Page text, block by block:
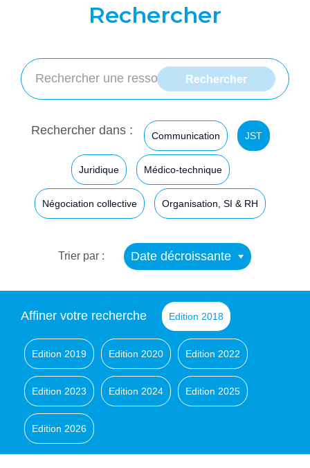
Rechercher
Rechercher dans : Communication JST
Juridique Médico-technique
Négociation collective Organisation, SI & RH
Trier par : Date décroissante
Affiner votre recherche Edition 2018
Edition 2019 Edition 2020 Edition 2022
Edition 2023 Edition 2024 Edition 2025
Edition 2026